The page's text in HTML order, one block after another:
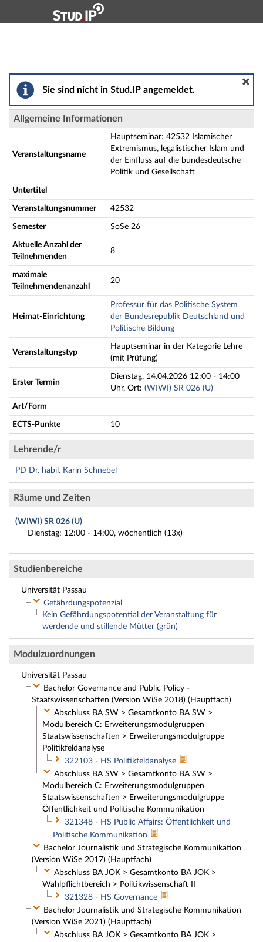
Hauptnavigation
Hauptseminar: 42532 Islamischer Extremismus,
Sie sind nicht in Stud.IP angemeldet.
Allgemeine Informationen
Veranstaltungsname
Hauptseminar: 42532 Islamischer
Extremismus, legalistischer Islam und
der Einfluss auf die bundesdeutsche
Politik und Gesellschaft
Untertitel
Veranstaltungsnummer 42532
Semester SoSe 26
Aktuelle Anzahl der
Teilnehmenden
8
maximale
Teilnehmendenanzahl
20
Heimat-Einrichtung
Professur für das Politische System
der Bundesrepublik Deutschland und
Politische Bildung
Veranstaltungstyp
Hauptseminar in der Kategorie Lehre
(mit Prüfung)
Erster Termin
Dienstag, 14.04.2026 12:00 - 14:00
Uhr, Ort: (WIWI) SR 026 (U)
Art/Form
ECTS-Punkte 10
Lehrende/r
PD Dr. habil. Karin Schnebel
Räume und Zeiten
(WIWI) SR 026 (U)
Dienstag: 12:00 - 14:00, wöchentlich (13x)
Studienbereiche
Universität Passau
Gefährdungspotenzial
Kein Gefährdungspotential der Veranstaltung für
werdende und stillende Mütter (grün)
Modulzuordnungen
Universität Passau
Bachelor Governance and Public Policy -
Staatswissenschaften (Version WiSe 2018) (Hauptfach)
Abschluss BA SW > Gesamtkonto BA SW >
Modulbereich C: Erweiterungsmodulgruppen
Staatswissenschaften > Erweiterungsmodulgruppe
Politikfeldanalyse
322103 - HS Politikfeldanalyse
Abschluss BA SW > Gesamtkonto BA SW >
Modulbereich C: Erweiterungsmodulgruppen
Staatswissenschaften > Erweiterungsmodulgruppe
Öffentlichkeit und Politische Kommunikation
321348 - HS Public Affairs: Öffentlichkeit und
Politische Kommunikation
Bachelor Journalistik und Strategische Kommunikation
(Version WiSe 2017) (Hauptfach)
Abschluss BA JOK > Gesamtkonto BA JOK >
Wahlpflichtbereich > Politikwissenschaft II
321328 - HS Governance
Bachelor Journalistik und Strategische Kommunikation
(Version WiSe 2021) (Hauptfach)
Abschluss BA JOK > Gesamtkonto BA JOK >